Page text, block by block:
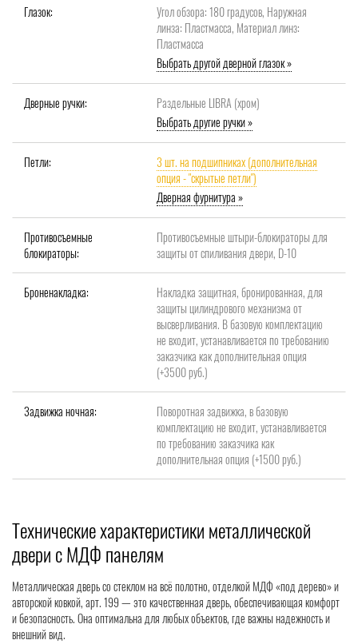
Глазок:
Угол обзора: 180 градусов, Наружная
линза: Пластмасса, Материал линз:
Пластмасса
Выбрать другой дверной глазок »
Дверные ручки:
Раздельные LIBRA (хром)
Выбрать другие ручки »
Петли:
3 шт. на подшипниках (дополнительная
опция - "скрытые петли")
Дверная фурнитура »
Противосъемные
блокираторы:
Противосъемные штыри-блокираторы для
защиты от спиливания двери, D-10
Броненакладка:
Накладка защитная, бронированная, для
защиты цилиндрового механизма от
высверливания. В базовую комплектацию
не входит, устанавливается по требованию
заказчика как дополнительная опция
(+3500 руб.)
Задвижка ночная:
Поворотная задвижка, в базовую
комплектацию не входит, устанавливается
по требованию заказчика как
дополнительная опция (+1500 руб.)
Технические характеристики металлической
двери с МДФ панелям
Металлическая дверь со стеклом на всё полотно, отделкой МДФ «под дерево» и
авторской ковкой, арт. 199 — это качественная дверь, обеспечивающая комфорт
и безопасность. Она оптимальна для любых объектов, где важны надежность и
внешний вид.